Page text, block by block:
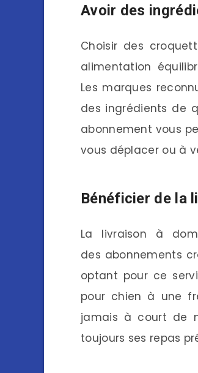
Avoir des
Choisir des
alimentation
Les marques
des ingrédients de
abonnement vous
vous déplacer ou à
Bénéficier de la
La livraison à
des abonnements
optant pour ce
pour chien à une
jamais à court de
toujours ses repas